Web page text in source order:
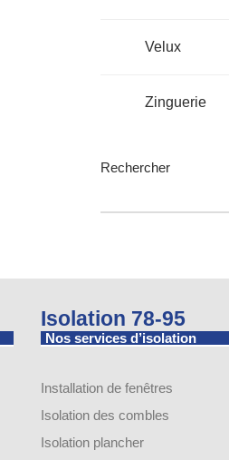
Velux
Zinguerie
Rechercher
Isolation 78-95
Nos services d’isolation
Installation de fenêtres
Isolation des combles
Isolation plancher